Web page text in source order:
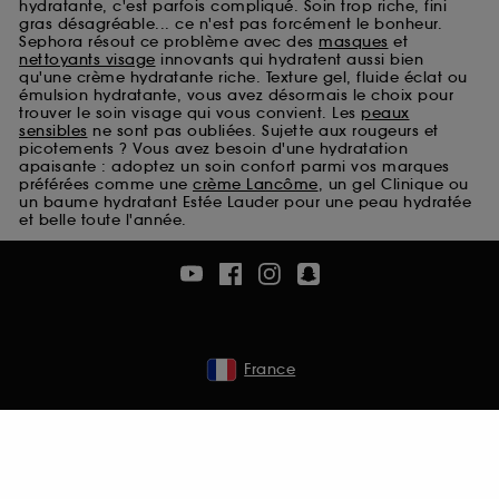
hydratante, c'est parfois compliqué. Soin trop riche, fini
gras désagréable... ce n'est pas forcément le bonheur.
Sephora résout ce problème avec des masques et
nettoyants visage innovants qui hydratent aussi bien
qu'une crème hydratante riche. Texture gel, fluide éclat ou
émulsion hydratante, vous avez désormais le choix pour
trouver le soin visage qui vous convient. Les peaux
sensibles ne sont pas oubliées. Sujette aux rougeurs et
picotements ? Vous avez besoin d'une hydratation
apaisante : adoptez un soin confort parmi vos marques
préférées comme une crème Lancôme, un gel Clinique ou
un baume hydratant Estée Lauder pour une peau hydratée
et belle toute l'année.
France
Cookies de sécurisation des paiements en ligne :
ils nous permettent de lutter notamment contre les
fraudes aux moyens de paiement et les
usurpations d’identité.
Cookies fonctionnels :il s’agit de cookies
permettant l’affichage et/ou la fourniture de
certaines fonctionnalités du site, tel que les
cookies d’authentification qui sont utilisés afin de
vous faire bénéficier de l’authentification
prolongée vous permettant d’accéder à votre
sans saisir à nouveau votre identifiant et mot de
A l'exception des cookies techniques, le dépôt et la
pouvez personnaliser vos choix concernant le dépôt